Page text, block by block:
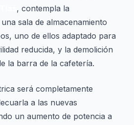
, contempla la
sala de almacenamiento
uno de ellos adaptado para
reducida, y la demolición
la barra de la cafetería.
será completamente
a las nuevas
un aumento de potencia a